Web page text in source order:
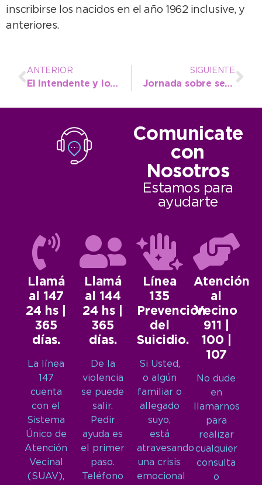
inscribirse los nacidos en el año 1962 inclusive, y
anteriores.
ANTERIOR
El Intendente y los gremios firmaron el acta acuerdo por la paritaria
SIGUIENTE
Jornada sobre separación de residuos, reciclaje y compostaje en la Secundaria Nº 7
Comunicate
con
Nosotros
Estamos para
ayudarte
Llamá
al 147
24 hs |
365
días.
La línea
147
cuenta
con el
Sistema
Único de
Atención
Vecinal
(SUAV),
Llamá
al 144
24 hs |
365
días.
De la
violencia
se puede
salir.
Pedir
ayuda es
el primer
paso.
Teléfono
Línea
135
Prevención
del
Suicidio.
Si Usted,
o algún
familiar o
allegado
suyo,
está
atravesando
una crisis
emocional
Atención
al
Vecino
911 |
100 |
107
No dude
en
llamarnos
para
realizar
cualquier
consulta
o